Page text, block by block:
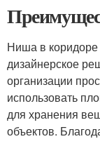
Ниша в коридоре
дизайнерское
организации
использовать
для хранения
объектов.